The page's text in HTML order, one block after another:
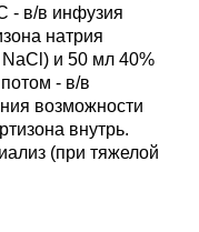
- в/в инфузия
натрия
NaCl) и 50 мл 40%
- в/в
возможности
внутрь.
(при тяжелой